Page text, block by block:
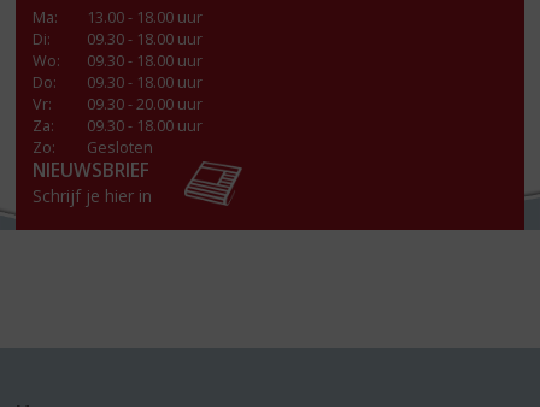
Ma:
13.00 - 18.00 uur
Di:
09.30 - 18.00 uur
Wo:
09.30 - 18.00 uur
Do:
09.30 - 18.00 uur
Vr:
09.30 - 20.00 uur
Za:
09.30 - 18.00 uur
Zo:
Gesloten
NIEUWSBRIEF
Schrijf je hier in